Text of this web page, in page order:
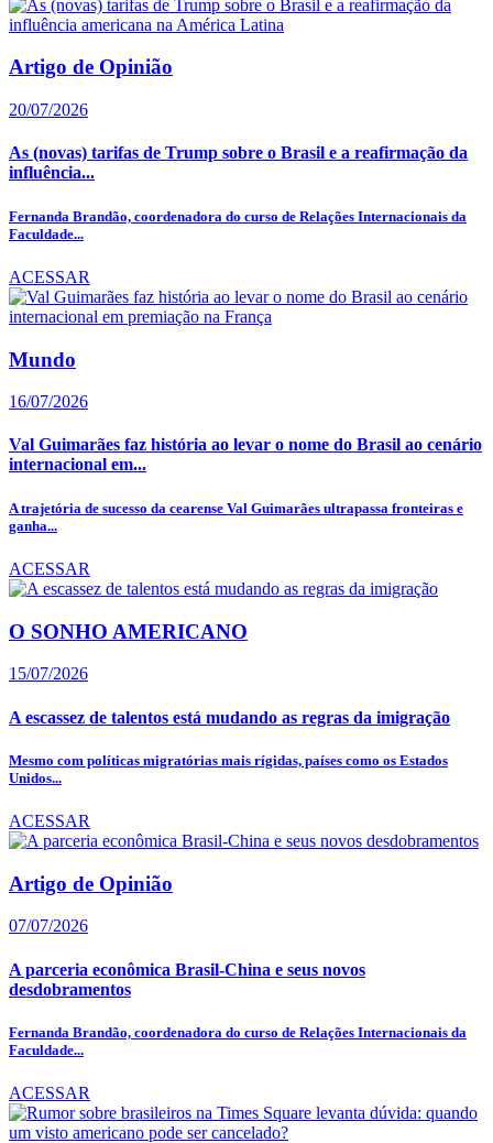
Artigo de Opinião
20/07/2026
As (novas) tarifas de Trump sobre o Brasil e a reafirmação da
influência...
Fernanda Brandão, coordenadora do curso de Relações Internacionais da
Faculdade...
ACESSAR
Mundo
16/07/2026
Val Guimarães faz história ao levar o nome do Brasil ao cenário
internacional em...
A trajetória de sucesso da cearense Val Guimarães ultrapassa fronteiras e
ganha...
ACESSAR
O SONHO AMERICANO
15/07/2026
A escassez de talentos está mudando as regras da imigração
Mesmo com políticas migratórias mais rígidas, países como os Estados
Unidos...
ACESSAR
Artigo de Opinião
07/07/2026
A parceria econômica Brasil-China e seus novos
desdobramentos
Fernanda Brandão, coordenadora do curso de Relações Internacionais da
Faculdade...
ACESSAR